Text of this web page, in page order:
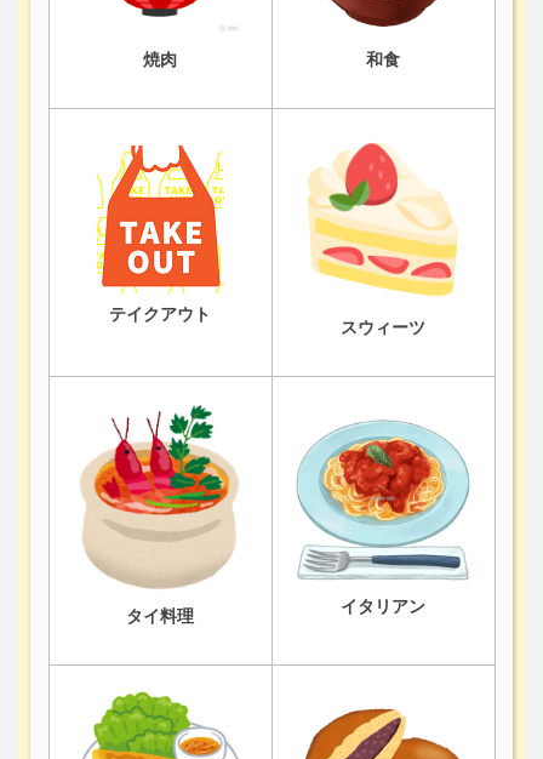
焼肉 和食
テイクアウト
スウィーツ
タイ料理
イタリアン